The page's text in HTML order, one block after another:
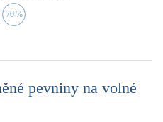
70%
pevniny na volné